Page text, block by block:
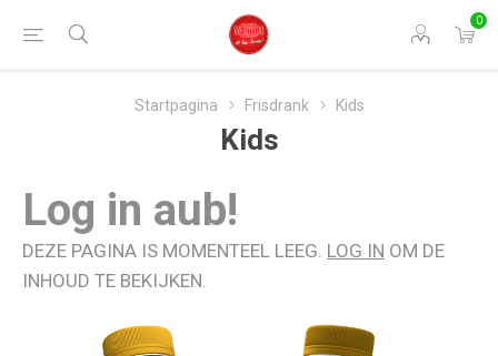
0
Startpagina Frisdrank Kids
Kids
Log in aub!
DEZE PAGINA IS MOMENTEEL LEEG. LOG IN OM DE
INHOUD TE BEKIJKEN.